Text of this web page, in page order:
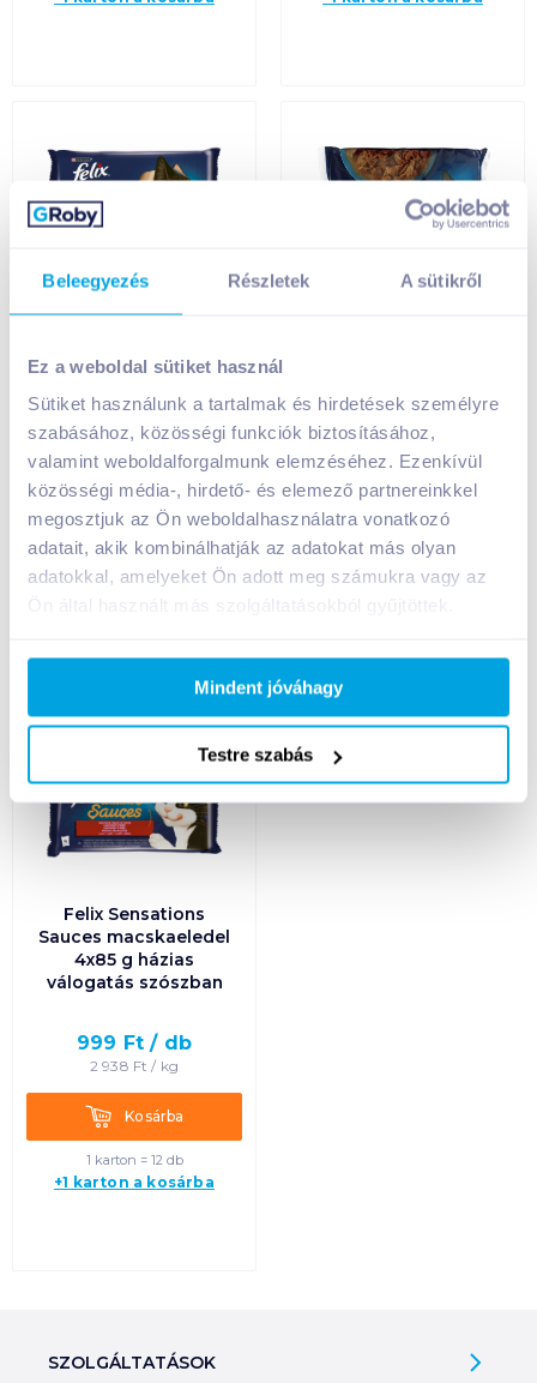
Beleegyezés Részletek A sütikről
Ez a weboldal sütiket használ
Sütiket használunk a tartalmak és hirdetések személyre
szabásához, közösségi funkciók biztosításához,
valamint weboldalforgalmunk elemzéséhez. Ezenkívül
közösségi média-, hirdető- és elemező partnereinkkel
megosztjuk az Ön weboldalhasználatra vonatkozó
adatait, akik kombinálhatják az adatokat más olyan
adatokkal, amelyeket Ön adott meg számukra vagy az
Mindent jóváhagy
Testre szabás
Felix Sensations Duo
házias válogatás
999 Ft / db
2 938 Ft /kg
KosárbaKosárba
1 karton = 12 db
+1 karton a kosárba
999 Ft / db
2 938 Ft /kg
KosárbaKosárba
1 karton = 12 db
+1 karton a kosárba
Felix Sensations
Sauces macskaeledel
4x85 g házias
válogatás szószban
999 Ft / db
2 938 Ft / kg
KosárbaKosárba
1 karton = 12 db
+1 karton a kosárba
SZOLGÁLTATÁSOK